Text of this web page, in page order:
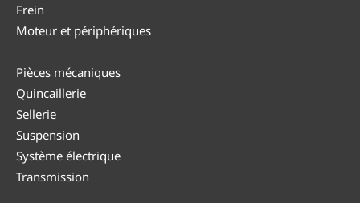
Frein
Moteur et périphériques
Pièces mécaniques
Quincaillerie
Sellerie
Suspension
Système électrique
Transmission